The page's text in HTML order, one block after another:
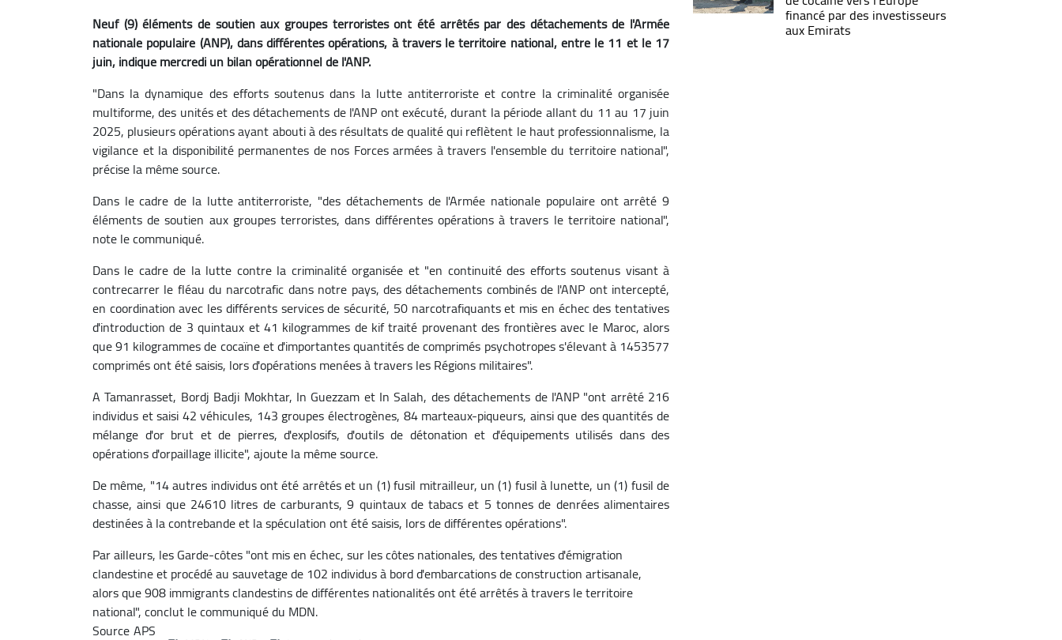
Neuf (9) éléments de soutien aux groupes terroristes ont été arrêtés par des détachements de l'Armée
nationale populaire (ANP), dans différentes opérations, à travers le territoire national, entre le 11 et le 17
juin, indique mercredi un bilan opérationnel de l'ANP.
"Dans la dynamique des efforts soutenus dans la lutte antiterroriste et contre la criminalité organisée
multiforme, des unités et des détachements de l'ANP ont exécuté, durant la période allant du 11 au 17 juin
2025, plusieurs opérations ayant abouti à des résultats de qualité qui reflètent le haut professionnalisme, la
vigilance et la disponibilité permanentes de nos Forces armées à travers l'ensemble du territoire national",
précise la même source.
Dans le cadre de la lutte antiterroriste, "des détachements de l'Armée nationale populaire ont arrêté 9
éléments de soutien aux groupes terroristes, dans différentes opérations à travers le territoire national",
note le communiqué.
Dans le cadre de la lutte contre la criminalité organisée et "en continuité des efforts soutenus visant à
contrecarrer le fléau du narcotrafic dans notre pays, des détachements combinés de l'ANP ont intercepté,
en coordination avec les différents services de sécurité, 50 narcotrafiquants et mis en échec des tentatives
d'introduction de 3 quintaux et 41 kilogrammes de kif traité provenant des frontières avec le Maroc, alors
que 91 kilogrammes de cocaïne et d'importantes quantités de comprimés psychotropes s'élevant à 1453577
comprimés ont été saisis, lors d'opérations menées à travers les Régions militaires".
A Tamanrasset, Bordj Badji Mokhtar, In Guezzam et In Salah, des détachements de l'ANP "ont arrêté 216
individus et saisi 42 véhicules, 143 groupes électrogènes, 84 marteaux-piqueurs, ainsi que des quantités de
mélange d'or brut et de pierres, d'explosifs, d'outils de détonation et d'équipements utilisés dans des
opérations d'orpaillage illicite", ajoute la même source.
De même, "14 autres individus ont été arrêtés et un (1) fusil mitrailleur, un (1) fusil à lunette, un (1) fusil de
chasse, ainsi que 24610 litres de carburants, 9 quintaux de tabacs et 5 tonnes de denrées alimentaires
destinées à la contrebande et la spéculation ont été saisis, lors de différentes opérations".
Par ailleurs, les Garde-côtes "ont mis en échec, sur les côtes nationales, des tentatives d'émigration
clandestine et procédé au sauvetage de 102 individus à bord d'embarcations de construction artisanale,
alors que 908 immigrants clandestins de différentes nationalités ont été arrêtés à travers le territoire
national", conclut le communiqué du MDN.
SourceAPS
financé par des investisseurs
aux Emirats